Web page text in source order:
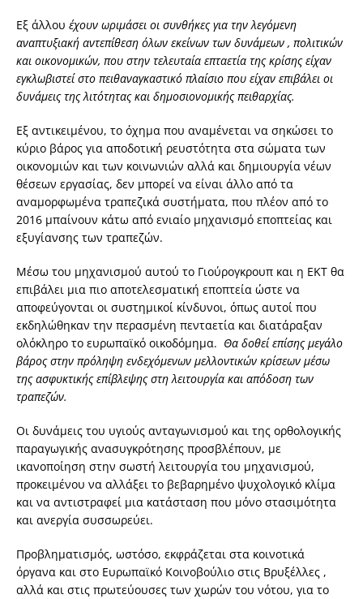
Εξ άλλου έχουν ωριμάσει οι συνθήκες για την λεγόμενη
αναπτυξιακή αντεπίθεση όλων εκείνων των δυνάμεων , πολιτικών
και οικονομικών, που στην τελευταία επταετία της κρίσης είχαν
εγκλωβιστεί στο πειθαναγκαστικό πλαίσιο που είχαν επιβάλει οι
δυνάμεις της λιτότητας και δημοσιονομικής πειθαρχίας.
Εξ αντικειμένου, το όχημα που αναμένεται να σηκώσει το
κύριο βάρος για αποδοτική ρευστότητα στα σώματα των
οικονομιών και των κοινωνιών αλλά και δημιουργία νέων
θέσεων εργασίας, δεν μπορεί να είναι άλλο από τα
αναμορφωμένα τραπεζικά συστήματα, που πλέον από το
2016 μπαίνουν κάτω από ενιαίο μηχανισμό εποπτείας και
εξυγίανσης των τραπεζών.
Μέσω του μηχανισμού αυτού το Γιούρογκρουπ και η ΕΚΤ θα
επιβάλει μια πιο αποτελεσματική εποπτεία ώστε να
αποφεύγονται οι συστημικοί κίνδυνοι, όπως αυτοί που
εκδηλώθηκαν την περασμένη πενταετία και διατάραξαν
ολόκληρο το ευρωπαϊκό οικοδόμημα. Θα δοθεί επίσης μεγάλο
βάρος στην πρόληψη ενδεχόμενων μελλοντικών κρίσεων μέσω
της ασφυκτικής επίβλεψης στη λειτουργία και απόδοση των
τραπεζών.
Οι δυνάμεις του υγιούς ανταγωνισμού και της ορθολογικής
παραγωγικής ανασυγκρότησης προσβλέπουν, με
ικανοποίηση στην σωστή λειτουργία του μηχανισμού,
προκειμένου να αλλάξει το βεβαρημένο ψυχολογικό κλίμα
και να αντιστραφεί μια κατάσταση που μόνο στασιμότητα
και ανεργία συσσωρεύει.
Προβληματισμός, ωστόσο, εκφράζεται στα κοινοτικά
όργανα και στο Ευρωπαϊκό Κοινοβούλιο στις Βρυξέλλες ,
αλλά και στις πρωτεύουσες των χωρών του νότου, για το